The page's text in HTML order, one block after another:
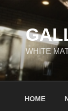
WHITE
HOME